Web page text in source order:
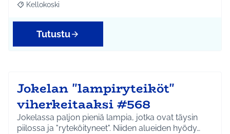
Rajaa tulokset aihepiirin mukaan: Kellokoski
Kellokoski
Tutustu
Jokelan "lampiryteiköt"
viherkeitaaksi #568
Jokelassa paljon pieniä lampia, jotka ovat täysin
piilossa ja "ryteköityneet". Niiden alueiden hyödy…